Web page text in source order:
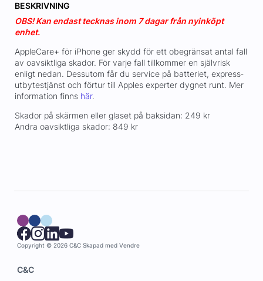
BESKRIVNING
OBS! Kan endast tecknas inom 7 dagar från nyinköpt
enhet.
AppleCare+ för iPhone ger skydd för ett obegränsat antal fall
av oavsiktliga skador. För varje fall tillkommer en självrisk
enligt nedan. Dessutom får du service på batteriet, express­
utbytestjänst och förtur till Apples experter dygnet runt. Mer
information finns här.
Skador på skärmen eller glaset på baksidan: 249 kr
Andra oavsiktliga skador: 849 kr
Copyright © 2026 C&C Skapad med Vendre
C&C